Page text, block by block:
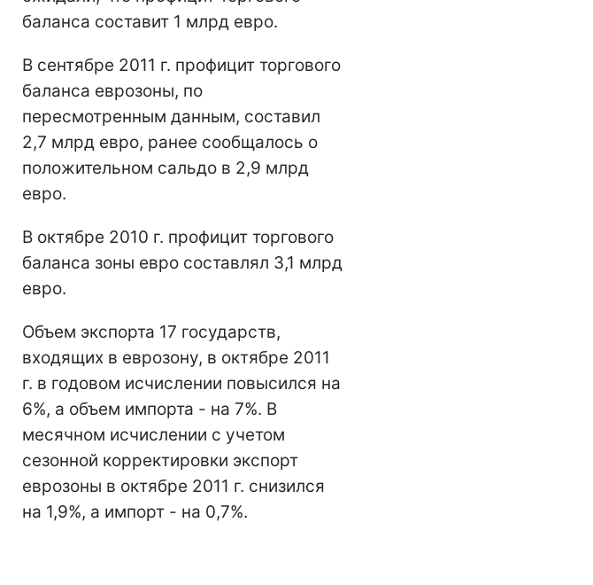
баланса составит 1 млрд евро.
В сентябре 2011 г. профицит торгового
баланса еврозоны, по
пересмотренным данным, составил
2,7 млрд евро, ранее сообщалось о
положительном сальдо в 2,9 млрд
евро.
В октябре 2010 г. профицит торгового
баланса зоны евро составлял 3,1 млрд
евро.
Объем экспорта 17 государств,
входящих в еврозону, в октябре 2011
г. в годовом исчислении повысился на
6%, а объем импорта - на 7%. В
месячном исчислении с учетом
сезонной корректировки экспорт
еврозоны в октябре 2011 г. снизился
на 1,9%, а импорт - на 0,7%.